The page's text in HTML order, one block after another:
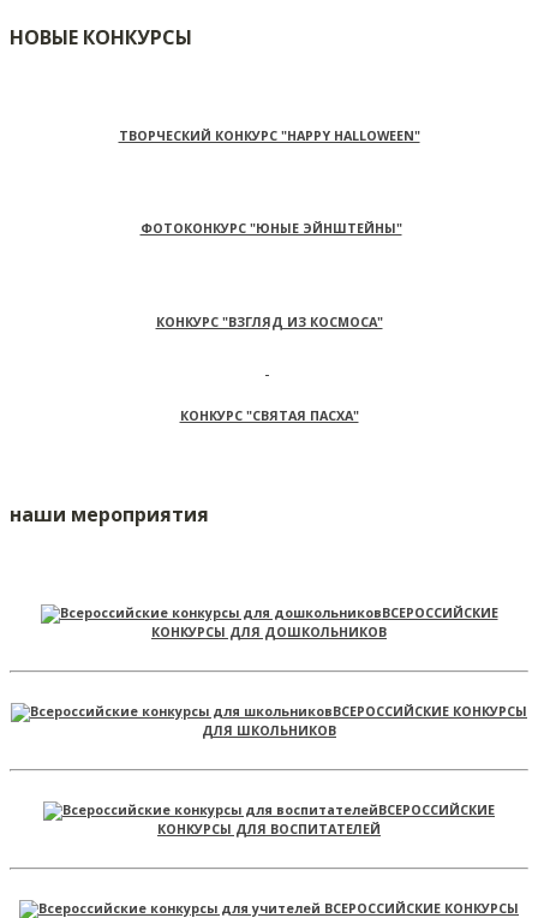
НОВЫЕ КОНКУРСЫ
ТВОРЧЕСКИЙ КОНКУРС "HAPPY HALLOWEEN"
ФОТОКОНКУРС "ЮНЫЕ ЭЙНШТЕЙНЫ"
КОНКУРС "ВЗГЛЯД ИЗ КОСМОСА"
КОНКУРС "СВЯТАЯ ПАСХА"
наши мероприятия
ВСЕРОССИЙСКИЕ
КОНКУРСЫ ДЛЯ ДОШКОЛЬНИКОВ
ВСЕРОССИЙСКИЕ КОНКУРСЫ
ДЛЯ ШКОЛЬНИКОВ
ВСЕРОССИЙСКИЕ
КОНКУРСЫ ДЛЯ ВОСПИТАТЕЛЕЙ
ВСЕРОССИЙСКИЕ КОНКУРСЫ